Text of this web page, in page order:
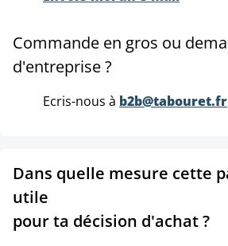
Commande en gros ou
d'entreprise ?
Ecris-nous à b2b@tabouret.fr
Dans quelle mesure cette
utile
pour ta décision d'achat ?